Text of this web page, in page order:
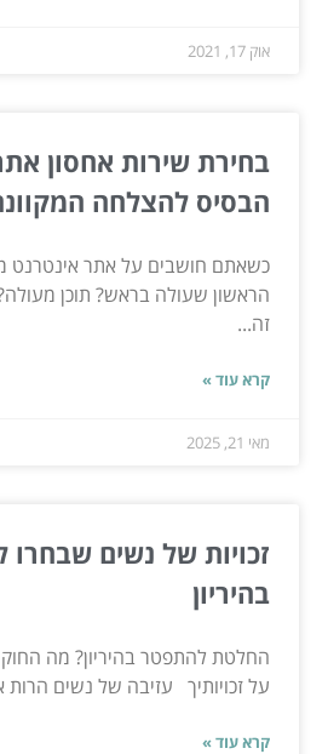
אוק 17, 2021
בחירת שירות אחסון
הבסיס להצלחה
כשאתם חושבים על אתר אינטרנט
הראשון שעולה בראש? תוכן
זה...
קרא עוד »
מאי 21, 2025
זכויות של נשים
בהיריון
החלטת להתפטר בהיריון? מה
על זכויותיך עזיבה של נשים
קרא עוד »